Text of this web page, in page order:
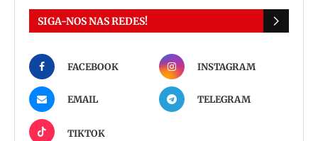
SIGA-NOS NAS REDES!
FACEBOOK INSTAGRAM
EMAIL TELEGRAM
TIKTOK